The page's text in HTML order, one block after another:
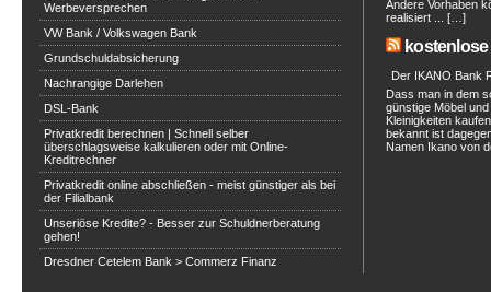
Werbeversprechen
VW Bank / Volkswagen Bank
Grundschuldabsicherung
Nachrangige Darlehen
DSL-Bank
Privatkredit berechnen | Schnell selber
überschlagsweise kalkulieren oder mit Online-
Kreditrechner
Privatkredit online abschließen - meist günstiger als bei
der Filialbank
Unseriöse Kredite? - Besser zur Schuldnerberatung
gehen!
Dresdner Cetelem Bank > Commerz Finanz
Andere Vorhaben
realisiert ... […]
Der IKANO Bank
Dass man in dem
günstige Möbel
Kleinigkeiten
bekannt ist
Namen Ikano von